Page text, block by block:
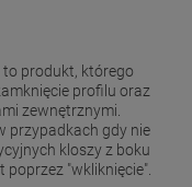
to produkt, którego
profilu oraz
zewnętrznymi.
przypadkach gdy nie
kloszy z boku
"wkliknięcie".